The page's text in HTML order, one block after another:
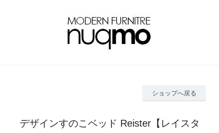
ショップへ戻る
デザインすのこベッド Reister【レイスタ